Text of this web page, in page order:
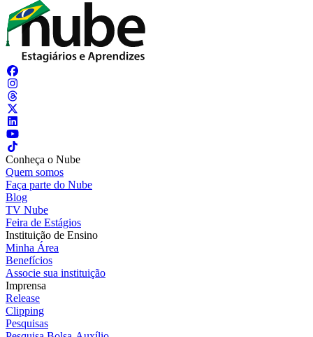
Conheça o Nube
Quem somos
Faça parte do Nube
Blog
TV Nube
Feira de Estágios
Instituição de Ensino
Minha Área
Benefícios
Associe sua instituição
Imprensa
Release
Clipping
Pesquisas